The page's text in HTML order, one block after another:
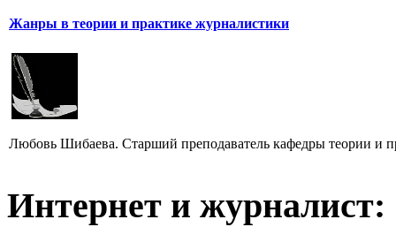
Жанры в теории и практике журналистики
Любовь Шибаева. Старший преподаватель кафедры теории и
Интернет и журналист: